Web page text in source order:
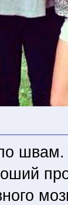
швам.